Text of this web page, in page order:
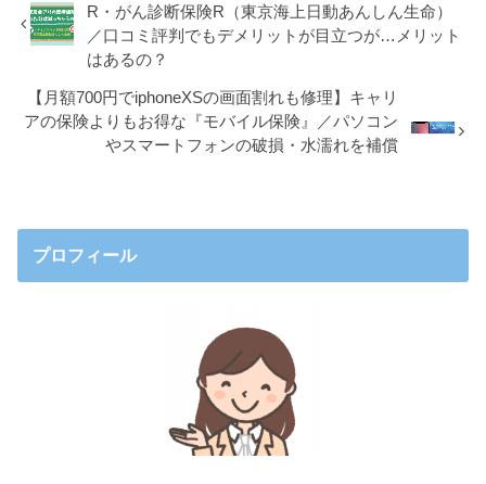
R・がん診断保険R（東京海上日動あんしん生命）
／口コミ評判でもデメリットが目立つが…メリット
はあるの？
【月額700円でiphoneXSの画面割れも修理】キャリ
アの保険よりもお得な『モバイル保険』／パソコン
やスマートフォンの破損・水濡れを補償
プロフィール